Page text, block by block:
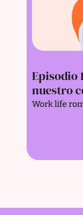
Episodio
nuestro
Work life